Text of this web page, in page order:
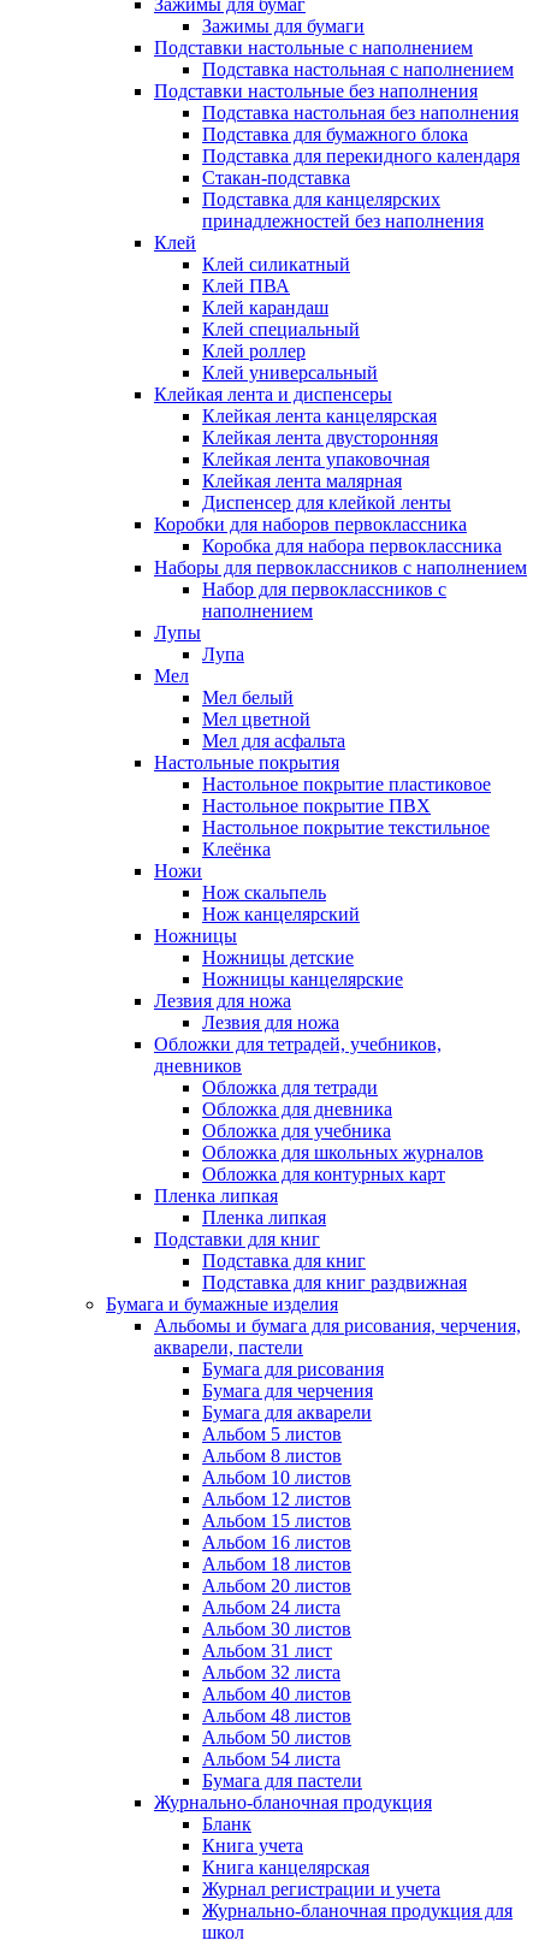
Зажимы для бумаг
Зажимы для бумаги
Подставки настольные с наполнением
Подставка настольная с наполнением
Подставки настольные без наполнения
Подставка настольная без наполнения
Подставка для бумажного блока
Подставка для перекидного календаря
Стакан-подставка
Подставка для канцелярских
принадлежностей без наполнения
Клей
Клей силикатный
Клей ПВА
Клей карандаш
Клей специальный
Клей роллер
Клей универсальный
Клейкая лента и диспенсеры
Клейкая лента канцелярская
Клейкая лента двусторонняя
Клейкая лента упаковочная
Клейкая лента малярная
Диспенсер для клейкой ленты
Коробки для наборов первоклассника
Коробка для набора первоклассника
Наборы для первоклассников с наполнением
Набор для первоклассников с
наполнением
Лупы
Лупа
Мел
Мел белый
Мел цветной
Мел для асфальта
Настольные покрытия
Настольное покрытие пластиковое
Настольное покрытие ПВХ
Настольное покрытие текстильное
Клеёнка
Ножи
Нож скальпель
Нож канцелярский
Ножницы
Ножницы детские
Ножницы канцелярские
Лезвия для ножа
Лезвия для ножа
Обложки для тетрадей, учебников,
дневников
Обложка для тетради
Обложка для дневника
Обложка для учебника
Обложка для школьных журналов
Обложка для контурных карт
Пленка липкая
Пленка липкая
Подставки для книг
Подставка для книг
Подставка для книг раздвижная
Бумага и бумажные изделия
Альбомы и бумага для рисования, черчения,
акварели, пастели
Бумага для рисования
Бумага для черчения
Бумага для акварели
Альбом 5 листов
Альбом 8 листов
Альбом 10 листов
Альбом 12 листов
Альбом 15 листов
Альбом 16 листов
Альбом 18 листов
Альбом 20 листов
Альбом 24 листа
Альбом 30 листов
Альбом 31 лист
Альбом 32 листа
Альбом 40 листов
Альбом 48 листов
Альбом 50 листов
Альбом 54 листа
Бумага для пастели
Журнально-бланочная продукция
Бланк
Книга учета
Книга канцелярская
Журнал регистрации и учета
Журнально-бланочная продукция для
школ